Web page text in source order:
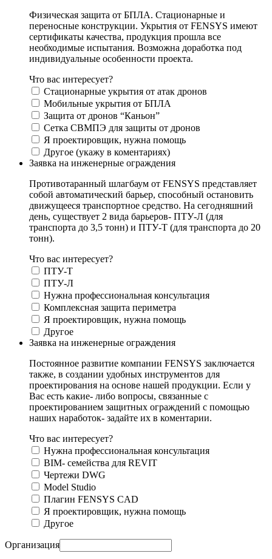
Физическая защита от БПЛА. Стационарные и
переносные конструкции. Укрытия от FENSYS имеют
сертификаты качества, продукция прошла все
необходимые испытания. Возможна доработка под
индивидуальные особенности проекта.
Что вас интересует?
Стационарные укрытия от атак дронов
Мобильные укрытия от БПЛА
Защита от дронов “Каньон”
Сетка СВМПЭ для защиты от дронов
Я проектировщик, нужна помощь
Другое (укажу в коментариях)
Заявка на инженерные ограждения
Противотаранный шлагбаум от FENSYS представляет
собой автоматический барьер, способный остановить
движущееся транспортное средство. На сегодняшний
день, существует 2 вида барьеров- ПТУ-Л (для
транспорта до 3,5 тонн) и ПТУ-Т (для транспорта до 20
тонн).
Что вас интересует?
ПТУ-Т
ПТУ-Л
Нужна профессиональная консультация
Комплексная защита периметра
Я проектировщик, нужна помощь
Другое
Заявка на инженерные ограждения
Постоянное развитие компании FENSYS заключается
также, в создании удобных инструментов для
проектирования на основе нашей продукции. Если у
Вас есть какие- либо вопросы, связанные с
проектированием защитных ограждений с помощью
наших наработок- задайте их в коментарии.
Что вас интересует?
Нужна профессиональная консультация
BIM- семейства для REVIT
Чертежи DWG
Моdel Studio
Плагин FENSYS CAD
Я проектировщик, нужна помощь
Другое
Организация